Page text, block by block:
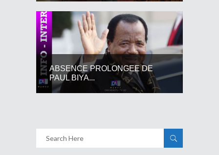
ABSENCE PROLONGEE DE
PAUL BIYA...